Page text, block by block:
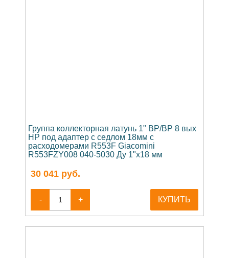
Группа коллекторная латунь 1" ВР/ВР 8 вых
НР под адаптер с седлом 18мм с
расходомерами R553F Giacomini
R553FZY008 040-5030 Ду 1"х18 мм
30 041 руб.
- + КУПИТЬ